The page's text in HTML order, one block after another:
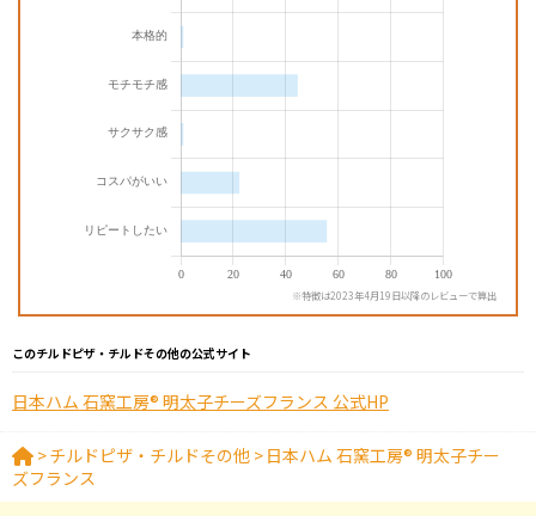
※特徴は2023年4月19日以降のレビューで算出
このチルドピザ・チルドその他の公式サイト
日本ハム 石窯工房® 明太子チーズフランス 公式HP
>チルドピザ・チルドその他 > 日本ハム 石窯工房® 明太子チー
ズフランス